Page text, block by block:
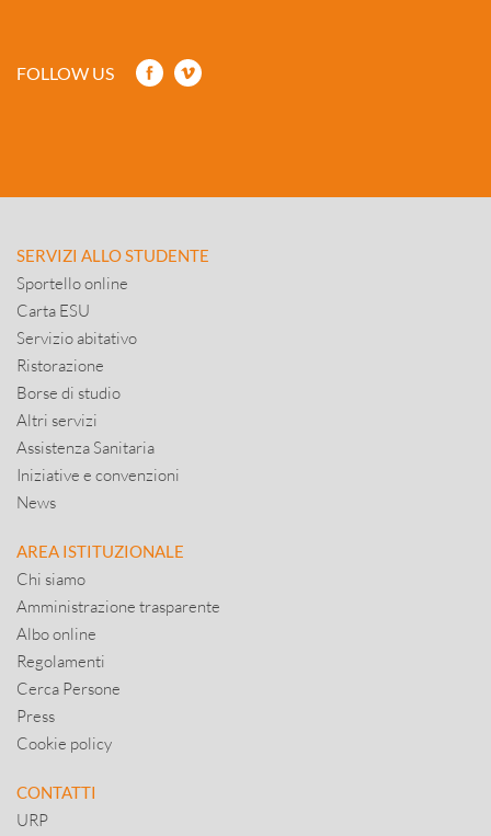
FOLLOW US
SERVIZI ALLO STUDENTE
Sportello online
Carta ESU
Servizio abitativo
Ristorazione
Borse di studio
Altri servizi
Assistenza Sanitaria
Iniziative e convenzioni
News
AREA ISTITUZIONALE
Chi siamo
Amministrazione trasparente
Albo online
Regolamenti
Cerca Persone
Press
Cookie policy
CONTATTI
URP